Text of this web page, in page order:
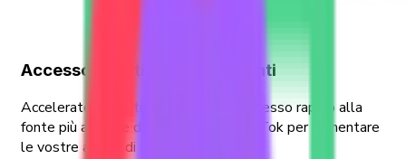
Accesso ai dati TikTok rilevanti
Accelerate la vostra ricerca con un accesso rapido alla
fonte più ampia e di qualità di dati TikTok per alimentare
le vostre analisi di social insights.